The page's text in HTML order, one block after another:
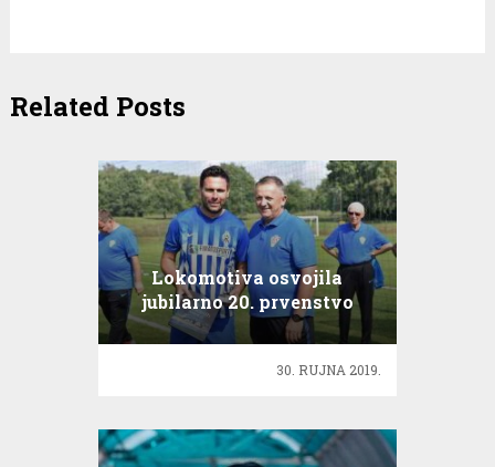
Related Posts
Lokomotiva osvojila
jubilarno 20. prvenstvo
veterana HNS-a
30. RUJNA 2019.